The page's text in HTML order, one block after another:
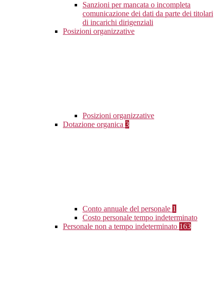
Sanzioni per mancata o incompleta
comunicazione dei dati da parte dei titolari
di incarichi dirigenziali
Posizioni organizzative
Posizioni organizzative
Dotazione organica 3
Conto annuale del personale 1
Costo personale tempo indeterminato
Personale non a tempo indeterminato 163